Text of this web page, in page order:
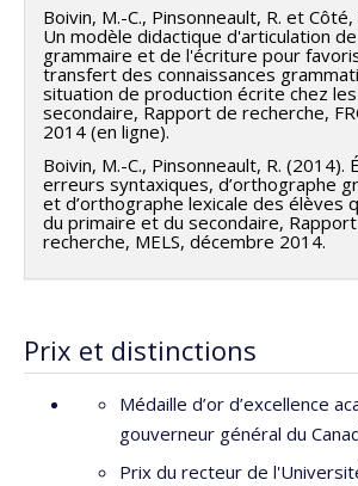
Boivin, M.-C., Pinsonneault, R. et
Un modèle didactique d'articulation
grammaire et de l'écriture pour
transfert des connaissances
situation de production écrite chez
secondaire, Rapport de recherche,
2014 (en ligne).
Boivin, M.-C., Pinsonneault, R. (2014).
erreurs syntaxiques, d’orthographe
et d’orthographe lexicale des élèves
du primaire et du secondaire,
recherche, MELS, décembre 2014.
Prix et distinctions
Médaille d’or d’excellence
gouverneur général du
Prix du recteur de